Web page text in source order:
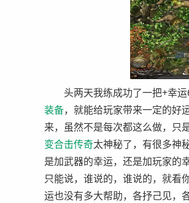
头两天我练成功了一把+幸运6
装备，就能给玩家带来一定的好
来，虽然不是每次都这么做，只
变合击传奇太神秘了，有很多神
是加武器的幸运，还是加玩家的
只能说，谁说的，谁说的，就看
运也没有多大帮助，各抒己见，